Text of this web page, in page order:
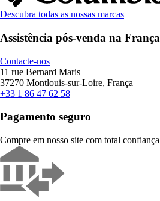
Descubra todas as nossas marcas
Assistência pós-venda na França
Contacte-nos
11 rue Bernard Maris
37270 Montlouis-sur-Loire, França
+33 1 86 47 62 58
Pagamento seguro
Compre em nosso site com total confiança